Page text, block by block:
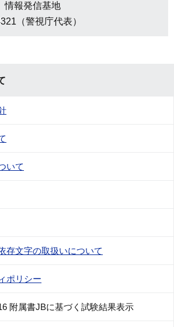
報発信基地
（警視庁代表）
いて
存文字の取扱いについて
ポリシー
附属書JBに基づく試験結果表示